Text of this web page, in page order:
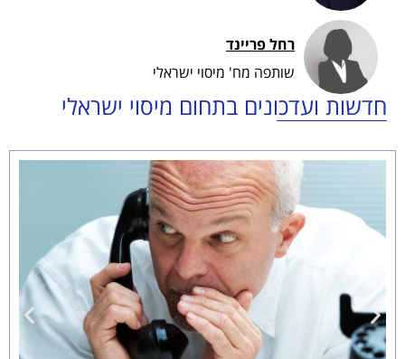
רחל פריינד
שותפה מח' מיסוי ישראלי
חדשות ועדכונים בתחום מיסוי ישראלי